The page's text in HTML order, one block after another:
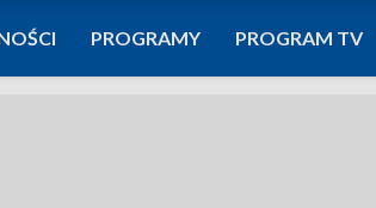
PROGRAMY PROGRAM TV